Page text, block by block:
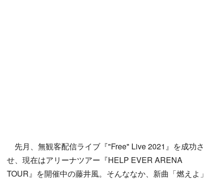
先月、無観客配信ライブ『"Free" Live 2021』を成功さ
せ、現在はアリーナツアー『HELP EVER ARENA
TOUR』を開催中の藤井風。そんななか、新曲「燃えよ」